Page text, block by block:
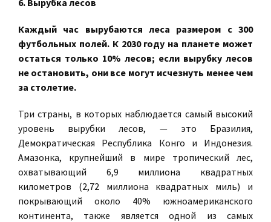
Каждый час вырубаются леса размером с 300
футбольных полей. К 2030 году на планете может
остаться только 10% лесов; если вырубку лесов
не остановить, они все могут исчезнуть менее чем
за столетие.
Три страны, в которых наблюдается самый высокий
уровень вырубки лесов, — это Бразилия,
Демократическая Республика Конго и Индонезия.
Амазонка, крупнейший в мире тропический лес,
охватывающий 6,9 миллиона квадратных
километров (2,72 миллиона квадратных миль) и
покрывающий около 40% южноамериканского
континента, также является одной из самых